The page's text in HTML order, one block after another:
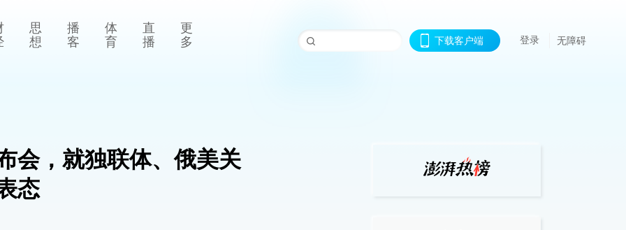
思
想
播
客
体
育
直
播
更
多
下载客户端 登录 无障碍
会，就独联体、俄美关
态